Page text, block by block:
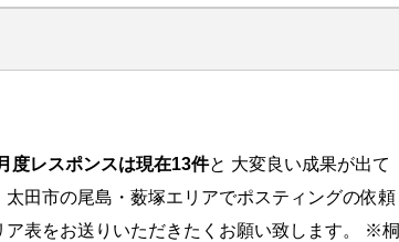
度レスポンスは現在13件と 大変良い成果が出て
田市の尾島・薮塚エリアでポスティングの依頼
表をお送りいただきたくお願い致します。 ※桐